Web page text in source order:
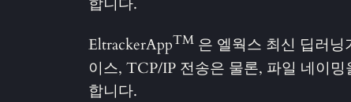
EltrackerAppTM 은 엘웍스 최신 딥러
이스, TCP/IP 전송은 물론, 파일 네이
합니다.